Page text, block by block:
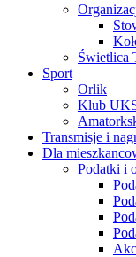
Świetlica
Sport
Orlik
Klub
Transmisje i
Dla
Podatki i